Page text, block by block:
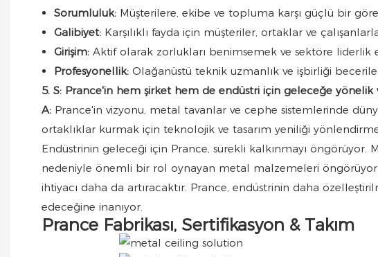
Sorumluluk: Müşterilere, ekibe ve topluma karşı güçlü bir
Galibiyet: Karşılıklı fayda için müşteriler, ortaklar ve
Girişim: Aktif olarak zorlukları benimsemek ve sektöre
Profesyonellik: Olağanüstü teknik uzmanlık ve işbirliği
5. S: Prance'in hem şirket hem de endüstri için geleceğe yönelik
A: Prance'in vizyonu, metal tavanlar ve cephe sistemlerinde
ortaklıklar kurmak için teknolojik ve tasarım yeniliği
Endüstrinin geleceği için Prance, sürekli kalkınmayı öngörüyor.
nedeniyle önemli bir rol oynayan metal malzemeleri
ihtiyacı daha da artıracaktır. Prance, endüstrinin daha
edeceğine inanıyor.
Prance Fabrikası, Sertifikasyon & Takım